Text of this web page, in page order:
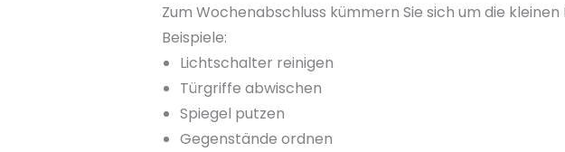
Zum Wochenabschluss kümmern Sie sich um die
Beispiele:
Lichtschalter reinigen
Türgriffe abwischen
Spiegel putzen
Gegenstände ordnen